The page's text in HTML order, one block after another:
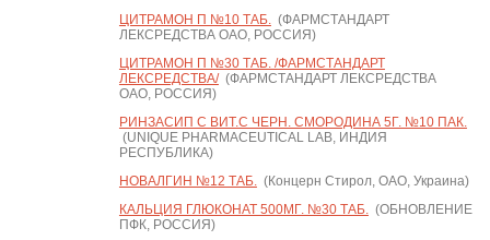
ЦИТРАМОН П №10 ТАБ.(ФАРМСТАНДАРТ
ЛЕКСРЕДСТВА ОАО, РОССИЯ)
ЦИТРАМОН П №30 ТАБ. /ФАРМСТАНДАРТ
ЛЕКСРЕДСТВА/(ФАРМСТАНДАРТ ЛЕКСРЕДСТВА
ОАО, РОССИЯ)
РИНЗАСИП С ВИТ.С ЧЕРН. СМОРОДИНА 5Г. №10 ПАК.
(UNIQUE PHARMACEUTICAL LAB, ИНДИЯ
РЕСПУБЛИКА)
НОВАЛГИН №12 ТАБ.(Концерн Стирол, ОАО, Украина)
КАЛЬЦИЯ ГЛЮКОНАТ 500МГ. №30 ТАБ.(ОБНОВЛЕНИЕ
ПФК, РОССИЯ)